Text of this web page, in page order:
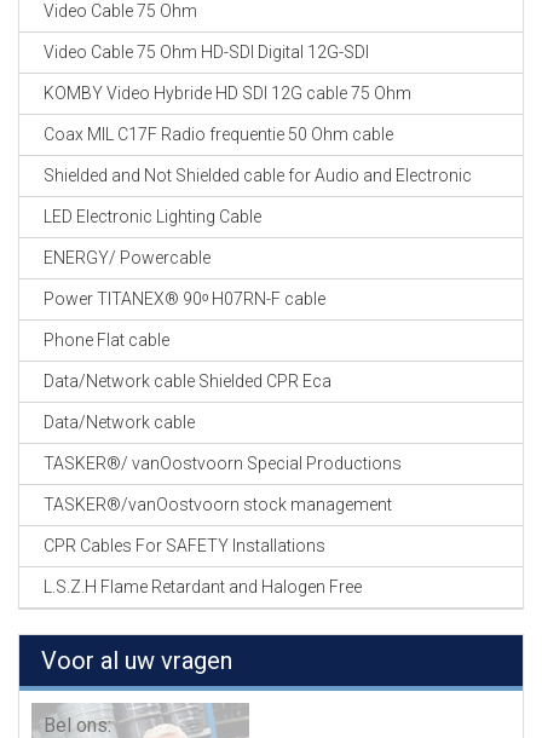
Video Cable 75 Ohm
Video Cable 75 Ohm HD-SDI Digital 12G-SDI
KOMBY Video Hybride HD SDI 12G cable 75 Ohm
Coax MIL C17F Radio frequentie 50 Ohm cable
Shielded and Not Shielded cable for Audio and Electronic
LED Electronic Lighting Cable
ENERGY/ Powercable
Power TITANEX® 90ᵒ H07RN-F cable
Phone Flat cable
Data/Network cable Shielded CPR Eca
Data/Network cable
TASKER®/ vanOostvoorn Special Productions
TASKER®/vanOostvoorn stock management
CPR Cables For SAFETY Installations
L.S.Z.H Flame Retardant and Halogen Free
Voor al uw vragen
Bel ons: